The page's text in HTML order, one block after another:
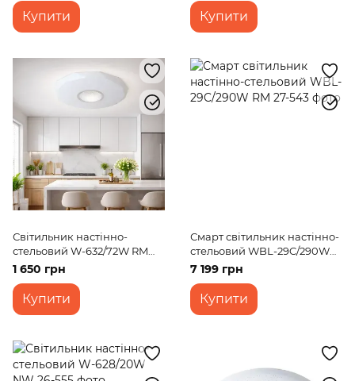
Купити Купити
Світильник настінно-
стельовий W-632/72W RM
WW+NW+CW
1 650 грн
Купити
Смарт світильник настінно-
стельовий WBL-29C/290W
RM
7 199 грн
Купити